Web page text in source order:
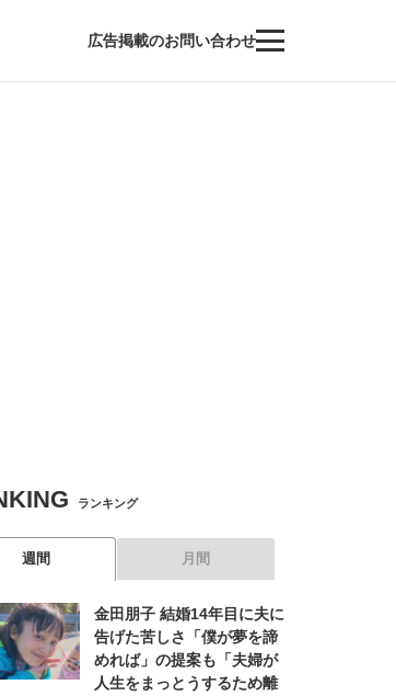
広告掲載のお問い合わせ
ランキング
週間 月間
金田朋子 結婚14年目に夫に
告げた苦しさ「僕が夢を諦
めれば」の提案も「夫婦が
人生をまっとうするため離